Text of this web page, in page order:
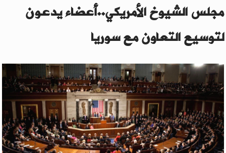
مجلس الشيوخ الأمريكي..أعضاء يدعون
لتوسيع التعاون مع سوريا